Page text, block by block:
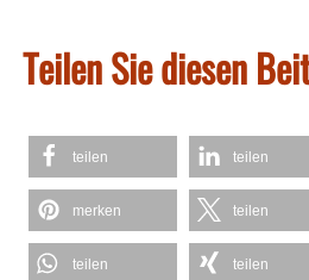
Teilen Sie diesen
teilen teilen
merken teilen
teilen teilen